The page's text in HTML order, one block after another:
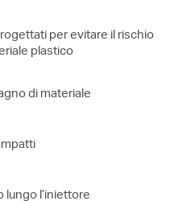
per evitare il rischio
plastico
di materiale
l’iniettore